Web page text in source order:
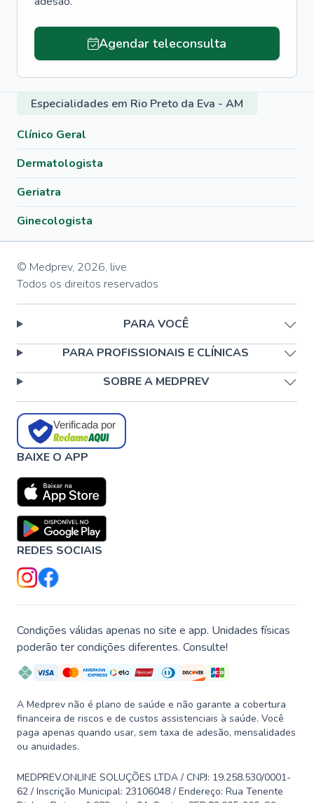
Agendar teleconsulta
Especialidades em Rio Preto da Eva - AM
Clínico Geral
Dermatologista
Geriatra
Ginecologista
© Medprev, 2026, live
Todos os direitos reservados
PARA VOCÊ
PARA PROFISSIONAIS E CLÍNICAS
SOBRE A MEDPREV
Verificada por
BAIXE O APP
REDES SOCIAIS
Condições válidas apenas no site e app. Unidades físicas
poderão ter condições diferentes. Consulte!
A Medprev não é plano de saúde e não garante a cobertura
financeira de riscos e de custos assistenciais à saúde. Você
paga apenas quando usar, sem taxa de adesão, mensalidades
ou anuidades.
MEDPREV.ONLINE SOLUÇÕES LTDA / CNPJ: 19.258.530/0001-
62 / Inscrição Municipal: 23106048 / Endereço: Rua Tenente